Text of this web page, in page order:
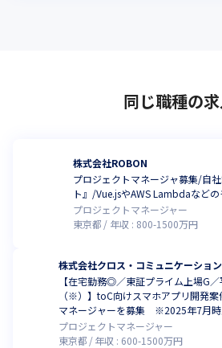
同じ職種の
株式会社ROBON
プロジェクトマネージャ募集/自
ト』/Vue.jsやAWS Lambdaなど
プロジェクトマネージャー
東京都
年収 : 800-1500万円
株式会社クロス・コミュニケーション
【在宅勤務◎／東証プライム上場G
（※）】toC向けスマホアプリ開発
マネージャーを募集 ※2025年7月時
プロジェクトマネージャー
東京都
年収 : 600-1500万円